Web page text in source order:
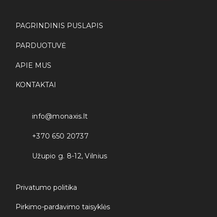
*
PAGRINDINIS PUSLAPIS
PARDUOTUVĖ
APIE MUS
KONTAKTAI
info@monaxis.lt
+370 650 20737
Užupio g. 8-12, Vilnius
Privatumo politika
Pirkimo-pardavimo taisyklės